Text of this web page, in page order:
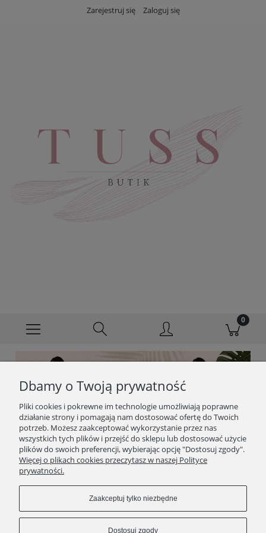
Zarejestruj się Zaloguj się
Dbamy o Twoją prywatność
Pliki cookies i pokrewne im technologie umożliwiają poprawne
działanie strony i pomagają nam dostosować ofertę do Twoich
potrzeb. Możesz zaakceptować wykorzystanie przez nas
wszystkich tych plików i przejść do sklepu lub dostosować użycie
plików do swoich preferencji, wybierając opcję "Dostosuj zgody".
Więcej o plikach cookies przeczytasz w naszej Polityce
prywatności.
Zaakceptuj tylko niezbędne
Dostosuj zgody